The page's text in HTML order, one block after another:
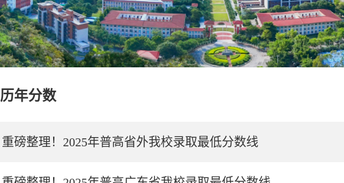
历年分数
重磅整理！2025年普高省外我校录取最低分数线